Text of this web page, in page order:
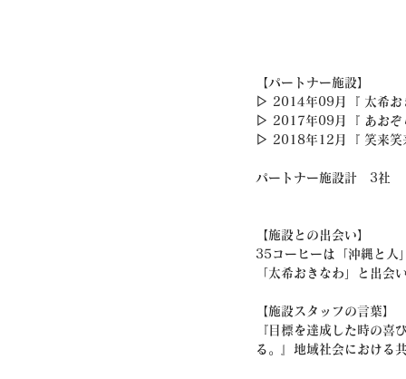
【パートナー施設】
▷ 2014年09月『 太希お
▷ 2017年09月『 あおぞ
▷ 2018年12月『 笑来笑
パートナー施設計　3社
【施設との出会い】
35コーヒーは「沖縄と人
「太希おきなわ」と出会
【施設スタッフの言葉】
『目標を達成した時の喜
る。』地域社会における